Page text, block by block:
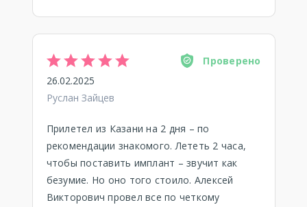
Проверено
26.02.2025
Руслан Зайцев
Прилетел из Казани на 2 дня – по
рекомендации знакомого. Лететь 2 часа,
чтобы поставить имплант – звучит как
безумие. Но оно того стоило. Алексей
Викторович провел все по четкому